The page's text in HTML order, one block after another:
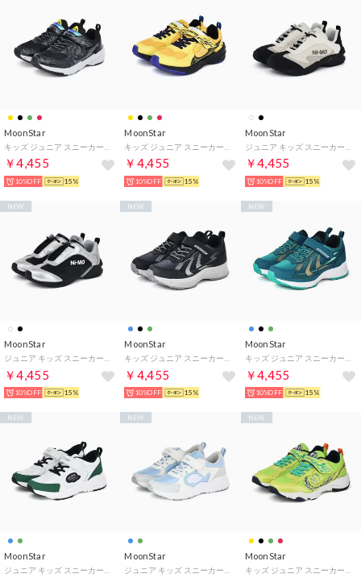
MoonStar
￥4,455
10%OFF 15%
MoonStar
￥4,455
10%OFF 15%
MoonStar
￥4,455
10%OFF 15%
MoonStar
￥4,455
NEW
10%OFF 15%
MoonStar
￥4,455
NEW
10%OFF 15%
MoonStar
￥4,455
NEW
10%OFF 15%
MoonStar
NEW
MoonStar
NEW
MoonStar
NEW